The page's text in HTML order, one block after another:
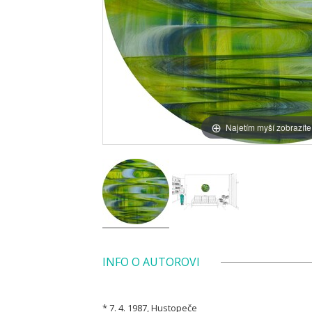
Najetím myší
INFO O AUTOROVI
* 7. 4. 1987, Hustopeče